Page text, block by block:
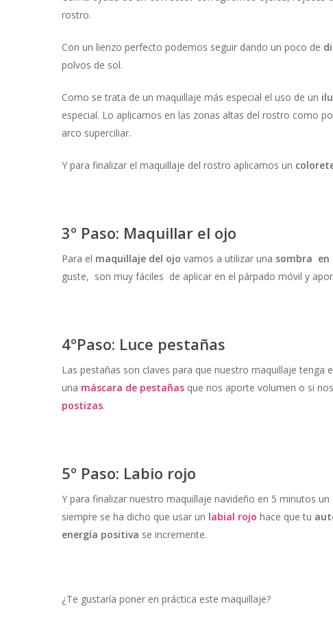
rostro.
Con un lienzo perfecto podemos seguir dando un poco de
polvos de sol.
Como se trata de un maquillaje más especial el uso de un
especial. Lo aplicamos en las zonas altas del rostro como
arco superciliar.
Y para finalizar el maquillaje del rostro aplicamos un
3º Paso: Maquillar el ojo
Para el maquillaje del ojo vamos a utilizar una sombra en
guste, son muy fáciles de aplicar en el párpado móvil y
4ºPaso: Luce pestañas
Las pestañas son claves para que nuestro maquillaje
una máscara de pestañas que nos aporte volumen o si
postizas.
5º Paso: Labio rojo
Y para finalizar nuestro maquillaje navideño en 5 minutos un
siempre se ha dicho que usar un labial rojo hace que tu
energía positiva se incremente.
¿Te gustaría poner en práctica este maquillaje?